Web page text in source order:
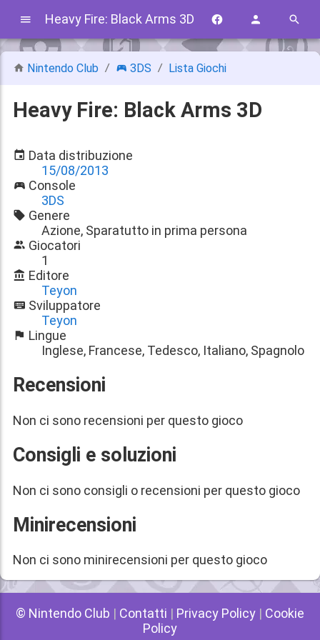
Heavy Fire: Black Arms 3D
Nintendo Club 3DS Lista Giochi
Heavy Fire: Black Arms 3D
Data distribuzione
15/08/2013
Console
3DS
Genere
Azione, Sparatutto in prima persona
Giocatori
1
Editore
Teyon
Sviluppatore
Teyon
Lingue
Inglese, Francese, Tedesco, Italiano, Spagnolo
Recensioni
Non ci sono recensioni per questo gioco
Consigli e soluzioni
Non ci sono consigli o recensioni per questo gioco
Minirecensioni
Non ci sono minirecensioni per questo gioco
© Nintendo Club | Contatti | Privacy Policy | Cookie
Policy